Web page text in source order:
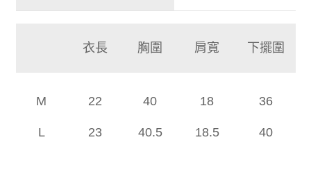
衣長 胸圍 肩寬 下擺圍
M
L
22
23
40
40.5
18
18.5
36
40